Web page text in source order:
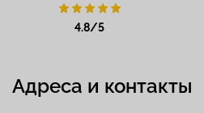
4.8/5
Адреса и контакты